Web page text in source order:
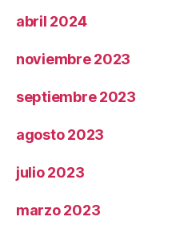
abril 2024
noviembre 2023
septiembre 2023
agosto 2023
julio 2023
marzo 2023